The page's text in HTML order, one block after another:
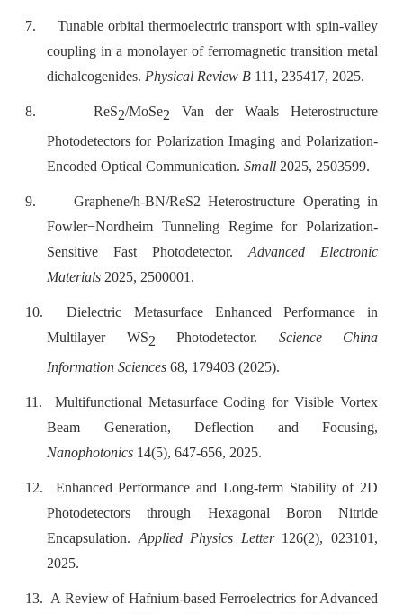
7.
Tunable orbital thermoelectric transport with spin-valley
coupling in a monolayer of ferromagnetic transition metal
dichalcogenides. Physical Review B 111, 235417, 2025.
8. ReS2/MoSe2 Van der Waals Heterostructure
Photodetectors for Polarization Imaging and Polarization-
Encoded Optical Communication. Small 2025, 2503599.
9.
Graphene/h-BN/ReS2 Heterostructure Operating in
Fowler−Nordheim Tunneling Regime for Polarization-
Sensitive Fast Photodetector. Advanced Electronic
Materials 2025, 2500001.
10.
Dielectric Metasurface Enhanced Performance in
Multilayer WS2 Photodetector. Science China
Information Sciences 68, 179403 (2025).
11.
Multifunctional Metasurface Coding for Visible Vortex
Beam Generation, Deflection and Focusing,
Nanophotonics 14(5), 647-656, 2025.
12.
Enhanced Performance and Long-term Stability of 2D
Photodetectors through Hexagonal Boron Nitride
Encapsulation. Applied Physics Letter126(2), 023101,
2025.
13. A Review of Hafnium-based Ferroelectrics for Advanced